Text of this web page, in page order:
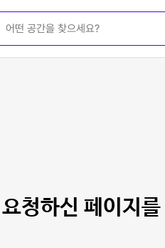
요청하신 페이지를